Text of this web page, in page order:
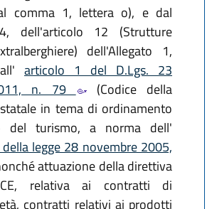
comma 1, lettera o), e dal
dell'articolo 12 (Strutture
dell'Allegato 1,
articolo 1 del D.Lgs. 23
n. 79
(Codice della
in tema di ordinamento
del turismo, a norma dell'
legge 28 novembre 2005,
attuazione della direttiva
CE, relativa ai contratti di
contratti relativi ai prodotti